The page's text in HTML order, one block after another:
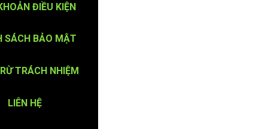
ĐIỀU KIỆN
SÁCH BẢO MẬT
TRÁCH NHIỆM
LIÊN HỆ